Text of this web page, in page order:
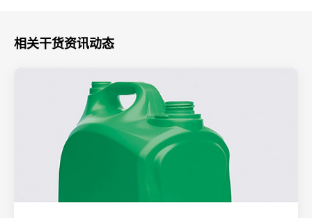
相关干货资讯动态